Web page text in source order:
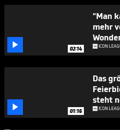
 02:14
"Man
mehr
ICON
 01:16
Das
steht
ICON